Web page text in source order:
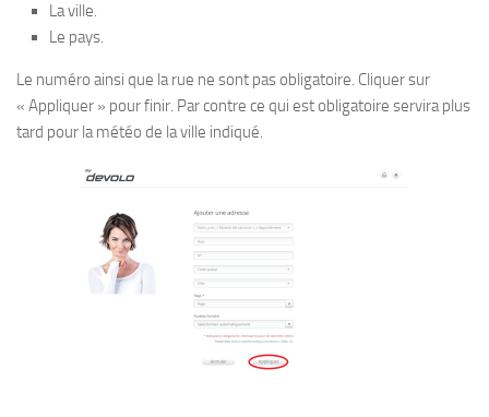
La ville.
Le pays.
Le numéro ainsi que la rue ne sont pas obligatoire. Cliquer sur
« Appliquer » pour finir. Par contre ce qui est obligatoire servira plus
tard pour la météo de la ville indiqué.